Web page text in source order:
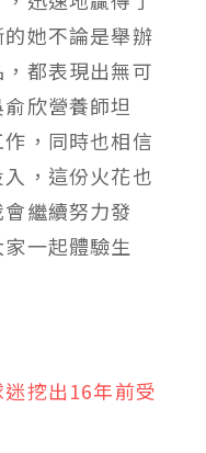
她不論是舉辦
都表現出無可
欣營養師坦
，同時也相信
，這份火花也
繼續努力發
一起體驗生
挖出16年前受